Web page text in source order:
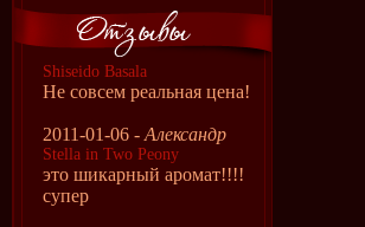
Shiseido Basala
Не совсем реальная цена!
2011-01-06 - Александр
Stella in Two Peony
это шикарный аромат!!!!
супер